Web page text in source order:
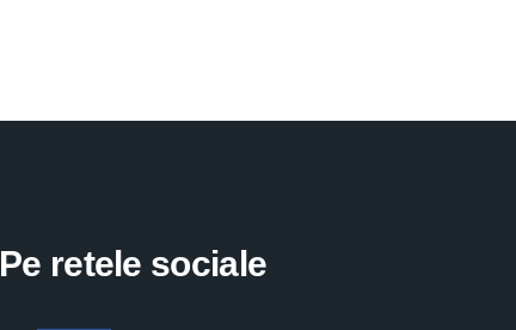
Pe retele sociale